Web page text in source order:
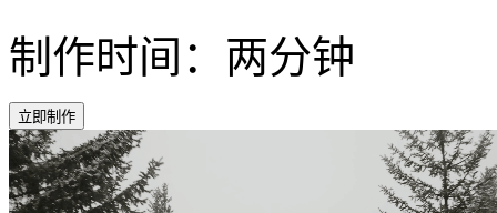
制作时间：两分钟
立即制作